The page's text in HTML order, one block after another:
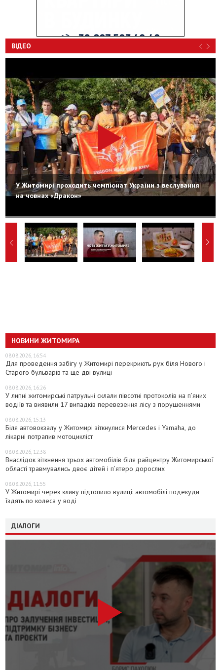
ВІДЕО
У Житомирі проходить чемпіонат України з веслування
на човнах «Дракон»
НОВИНИ ЖИТОМИРА
08.08.2026, 16:54
Для проведення забігу у Житомирі перекриють рух біля Нового і
Старого бульварів та ще дві вулиці
08.08.2026, 16:26
У липні житомирські патрульні склали півсотні протоколів на пʼяних
водіїв та виявили 17 випадків перевезення лісу з порушеннями
08.08.2026, 15:13
Біля автовокзалу у Житомирі зіткнулися Mercedes і Yamaha, до
лікарні потрапив мотоцикліст
08.08.2026, 12:38
Внаслідок зіткнення трьох автомобілів біля райцентру Житомирської
області травмувались двоє дітей і пʼятеро дорослих
08.08.2026, 11:55
У Житомирі через зливу підтопило вулиці: автомобілі подекуди
їздять по колеса у воді
ДІАЛОГИ